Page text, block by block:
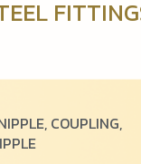
COUPLING,